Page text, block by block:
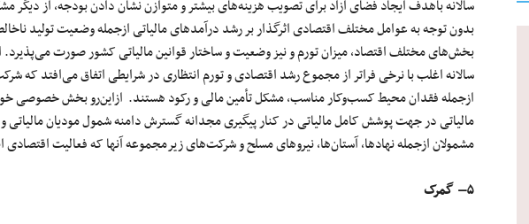
سالانه باهدف ایجاد فضای آزاد برای تصویب هزینه‌های بیشتر و متوازن نشان دادن بودجه، از دیگر
بدون توجه به عوامل مختلف اقتصادی اثرگذار بر رشد درآمدهای مالیاتی ازجمله وضعیت تولید
بخش‌هایمختلف اقتصاد، میزان تورم و نیز وضعیت و ساختار قوانین مالیاتی کشور صورتمی‌پذیرد.
سالانه اغلب با نرخی فراتر از مجموع رشد اقتصادی و تورم انتظاری در شرایطی اتفاقمی‌افتدکه
ازجمله فقدان محیطکسب‌وکارمناسب، مشکلتأمینمالی و رکود هستند. ازاین‌روبخش خصوصی
مالیاتی در جهت پوشش کامل مالیاتی در کنار پیگیری مجدانه گسترش دامنه شمولمودیانمالیاتی
مشمولانازجملهنهادها،آستان‌ها، نیروهای مسلح وشرکت‌هایزیرمجموعه آنها که فعالیت اقتصادی
۵– گمرک